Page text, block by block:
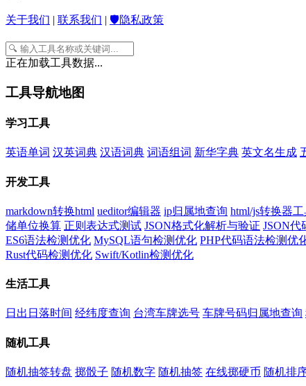
关于我们 | 联系我们 | 🛡️隐私政策
正在加载工具数据...
工具导航地图
学习工具
英语单词 汉英词典 汉语词典 词语组词 新华字典 英文名生成
开发工具
markdown转换html ueditor编辑器 ip归属地查询 html/js转换器
储单位换算 正则表达式测试 JSON格式化解析与验证 JSON代
ES6语法检测优化 MySQL语句检测优化 PHP代码语法检测优
Rust代码检测优化 Swift/Kotlin检测优化
生活工具
日出日落时间 经纬度查询 台湾车牌选号 车牌号码归属地查询
随机工具
随机抽签转盘 掷骰子 随机数字 随机抽签 在线掷硬币 随机排